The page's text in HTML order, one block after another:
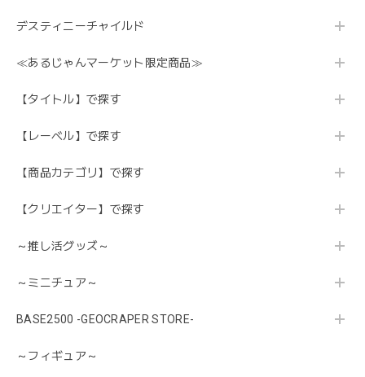
デスティニーチャイルド
≪あるじゃんマーケット限定商品≫
【タイトル】で探す
【レーベル】で探す
【商品カテゴリ】で探す
【クリエイター】で探す
～推し活グッズ～
～ミニチュア～
BASE2500 -GEOCRAPER STORE-
～フィギュア～